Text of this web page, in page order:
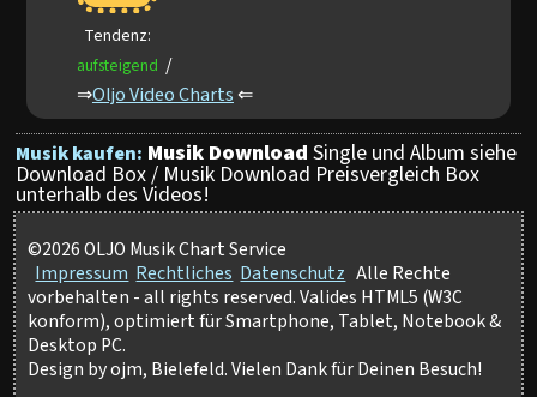
Tendenz:
aufsteigend /
⇒Oljo Video Charts ⇐
Musik kaufen: Musik Download Single und Album siehe
Download Box / Musik Download Preisvergleich Box
unterhalb des Videos!
©2026 OLJO Musik Chart Service
Impressum Rechtliches Datenschutz Alle Rechte
vorbehalten - all rights reserved. Valides HTML5 (W3C
konform), optimiert für Smartphone, Tablet, Notebook &
Desktop PC.
Design by ojm, Bielefeld. Vielen Dank für Deinen Besuch!